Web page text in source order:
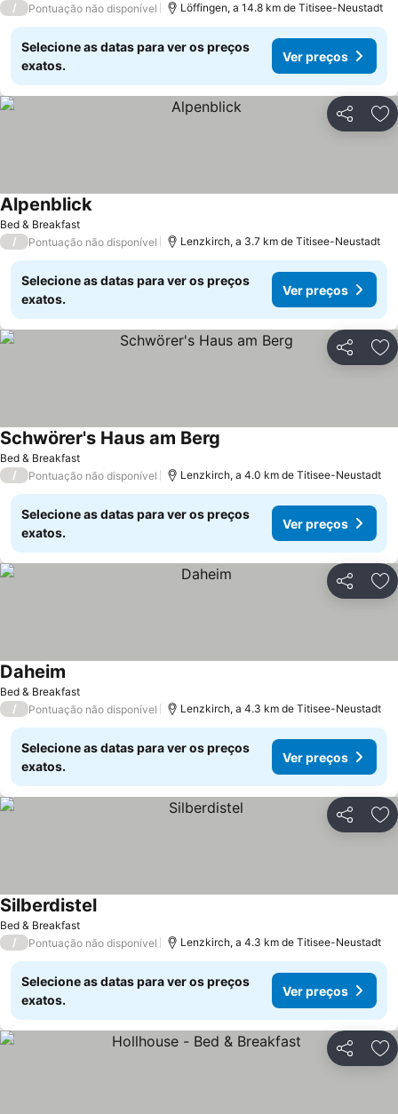
/ Pontuação não disponível Löffingen, a 14.8 km de Titisee-Neustadt
Selecione as datas para ver os preços
exatos.
Ver preços
Partilhar
Bed & Breakfast
Alpenblick
/ Pontuação não disponível Lenzkirch, a 3.7 km de Titisee-Neustadt
Selecione as datas para ver os preços
exatos.
Ver preços
Partilhar
Bed & Breakfast
Schwörer's Haus am Berg
/ Pontuação não disponível Lenzkirch, a 4.0 km de Titisee-Neustadt
Selecione as datas para ver os preços
exatos.
Ver preços
Partilhar
Bed & Breakfast
Daheim
/ Pontuação não disponível Lenzkirch, a 4.3 km de Titisee-Neustadt
Selecione as datas para ver os preços
exatos.
Ver preços
Partilhar
Bed & Breakfast
Silberdistel
/ Pontuação não disponível Lenzkirch, a 4.3 km de Titisee-Neustadt
Selecione as datas para ver os preços
exatos.
Ver preços
Partilhar